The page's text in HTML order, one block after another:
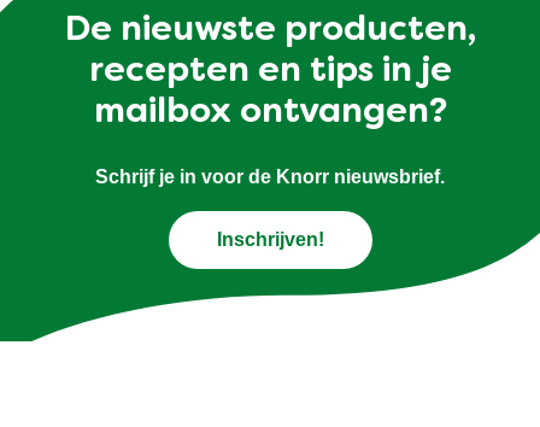
De nieuwste producten,
recepten en tips in je
mailbox ontvangen?
Schrijf je in voor de Knorr nieuwsbrief.
Inschrijven!